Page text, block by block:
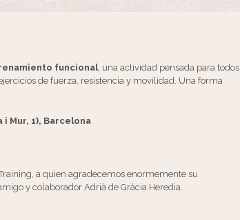
funcional, una actividad pensada para todos
de fuerza, resistencia y movilidad. Una forma
Mur, 1), Barcelona
a quien agradecemos enormemente su
y colaborador Adrià de Gràcia Heredia.